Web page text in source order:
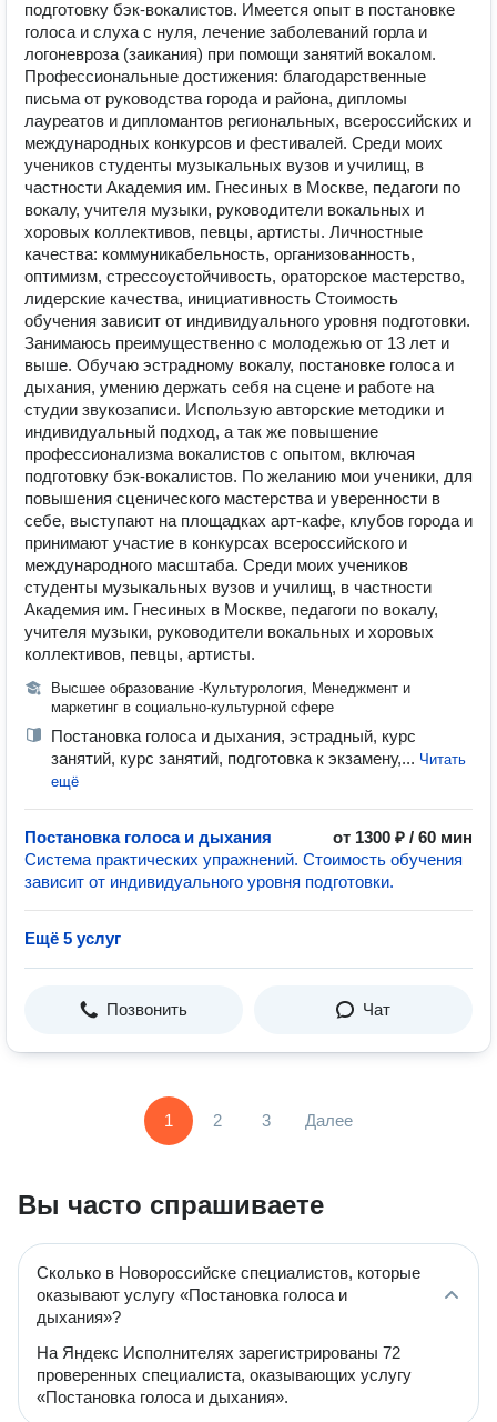
подготовку бэк-вокалистов. Имеется опыт в постановке
голоса и слуха с нуля, лечение заболеваний горла и
логоневроза (заикания) при помощи занятий вокалом.
Профессиональные достижения: благодарственные
письма от руководства города и района, дипломы
лауреатов и дипломантов региональных, всероссийских и
международных конкурсов и фестивалей. Среди моих
учеников студенты музыкальных вузов и училищ, в
частности Академия им. Гнесиных в Москве, педагоги по
вокалу, учителя музыки, руководители вокальных и
хоровых коллективов, певцы, артисты. Личностные
качества: коммуникабельность, организованность,
оптимизм, стрессоустойчивость, ораторское мастерство,
лидерские качества, инициативность Стоимость
обучения зависит от индивидуального уровня подготовки.
Занимаюсь преимущественно с молодежью от 13 лет и
выше. Обучаю эстрадному вокалу, постановке голоса и
дыхания, умению держать себя на сцене и работе на
студии звукозаписи. Использую авторские методики и
индивидуальный подход, а так же повышение
профессионализма вокалистов с опытом, включая
подготовку бэк-вокалистов. По желанию мои ученики, для
повышения сценического мастерства и уверенности в
себе, выступают на площадках арт-кафе, клубов города и
принимают участие в конкурсах всероссийского и
международного масштаба. Среди моих учеников
студенты музыкальных вузов и училищ, в частности
Академия им. Гнесиных в Москве, педагоги по вокалу,
учителя музыки, руководители вокальных и хоровых
коллективов, певцы, артисты.
Высшее образование -Культурология, Менеджмент и
маркетинг в социально-культурной сфере
Постановка голоса и дыхания, эстрадный, курс
занятий, курс занятий, подготовка к экзамену,... Читать
ещё
Постановка голоса и дыхания
от 1300 ₽ / 60 мин
Система практических упражнений. Стоимость обучения
зависит от индивидуального уровня подготовки.
Ещё 5 услуг
Позвонить Чат
1 2 3 Далее
Вы часто спрашиваете
Сколько в Новороссийске специалистов, которые
оказывают услугу «Постановка голоса и
дыхания»?
На Яндекс Исполнителях зарегистрированы 72
проверенных специалиста, оказывающих услугу
«Постановка голоса и дыхания».